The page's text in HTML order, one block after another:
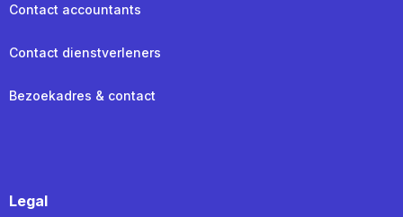
Contact accountants
Contact dienstverleners
Bezoekadres & contact
Legal